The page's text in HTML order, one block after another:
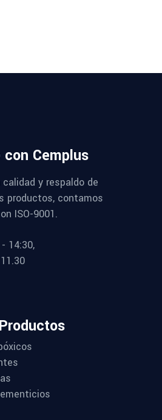
Cemplus
y respaldo de
productos, contamos
ISO-9001.
14:30,